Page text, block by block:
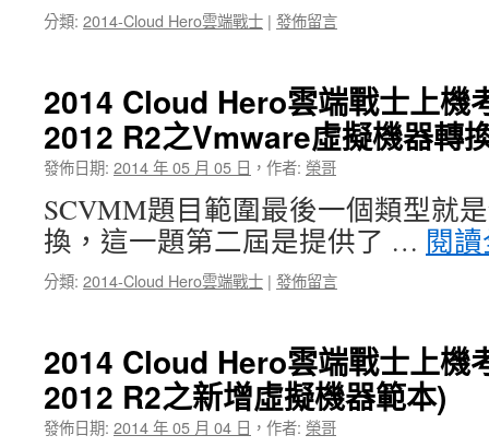
分類: 2014-Cloud Hero雲端戰士 | 發佈留言
2014 Cloud Hero雲端戰士上機
2012 R2之Vmware虛擬機器轉
發佈日期: 2014 年 05 月 05 日 ， 作者: 榮哥
SCVMM題目範圍最後一個類型就
換，這一題第二屆是提供了 … 閱
分類: 2014-Cloud Hero雲端戰士 | 發佈留言
2014 Cloud Hero雲端戰士上機
2012 R2之新增虛擬機器範本)
發佈日期: 2014 年 05 月 04 日 ， 作者: 榮哥